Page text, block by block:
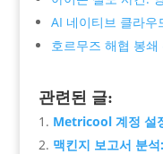
AI 네이티브 클라우
호르무즈 해협 봉
관련된 글:
Metricool 계정 설
맥킨지 보고서 분